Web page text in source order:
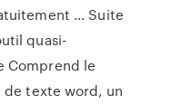
... Suite
quasi-
Comprend le
texte word, un